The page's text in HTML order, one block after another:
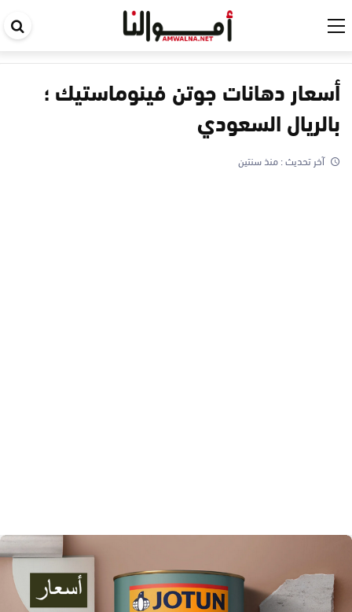
أسعار دهانات جوتن فينوماستيك ؛
بالريال السعودي
آخر تحديث :منذ سنتين